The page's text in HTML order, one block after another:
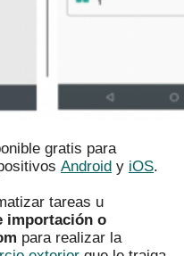
gratis para
Android y iOS.
tareas u
importación o
para realizar la